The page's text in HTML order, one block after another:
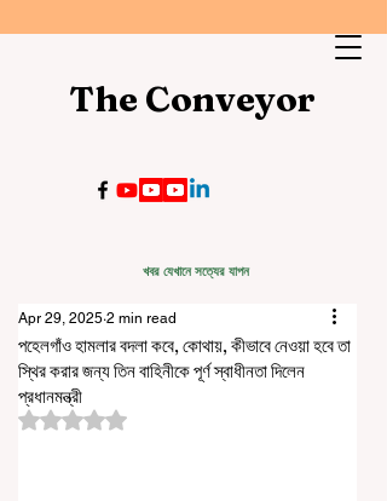
The Conveyor
খবর যেখানে সত্যের যাপন
পহেলগাঁও হামলার বদলা কবে, কোথায়, কীভাবে নেওয়া হবে তা
স্থির করার জন্য তিন বাহিনীকে পূর্ণ স্বাধীনতা দিলেন
প্রধানমন্ত্রী
Apr 29, 2025 2 min read
Rated NaN out of 5 stars.